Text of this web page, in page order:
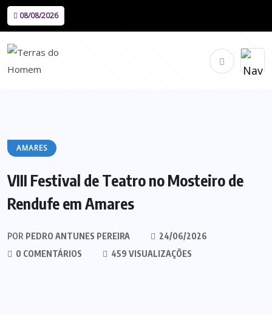
08/08/2026
AMARES
VIII Festival de Teatro no Mosteiro de
Rendufe em Amares
POR PEDRO ANTUNES PEREIRA
24/06/2026
0 COMENTÁRIOS
459 VISUALIZAÇÕES